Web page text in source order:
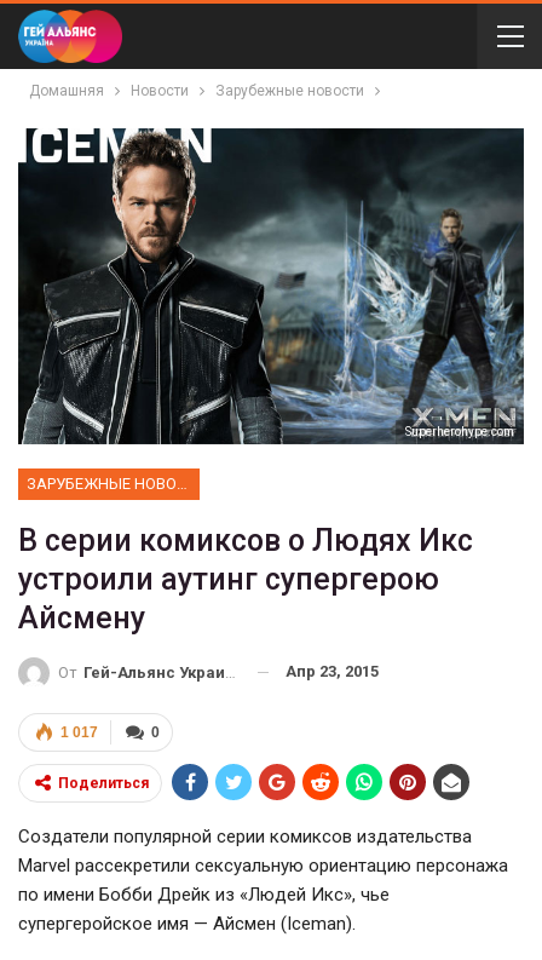
Домашняя Новости Зарубежные новости
Superherohype.com
ЗАРУБЕЖНЫЕ НОВОСТИ
В серии комиксов о Людях Икс
устроили аутинг супергерою
Айсмену
От Гей-Альянс Украина Апр 23, 2015
0
1 017
Поделиться
Создатели популярной серии комиксов издательства
Marvel рассекретили сексуальную ориентацию персонажа
по имени Бобби Дрейк из «Людей Икс», чье
супергеройское имя — Айсмен (Iceman).